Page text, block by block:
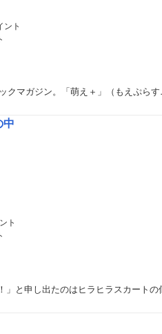
ント
クマガジン。「萌え＋」（もえぷら
中
ト
」と申し出たのはヒラヒラスカート